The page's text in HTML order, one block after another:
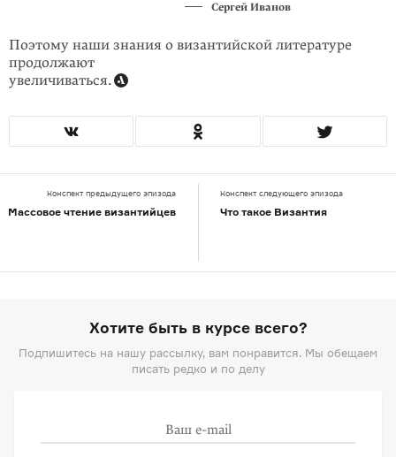
Сергей Иванов
Поэтому наши знания о византийской литературе
продолжают
увеличиваться.
Конспект предыдущего эпизода
Массовое чтение византийцев
Конспект следующего эпизода
Что такое Византия
Хотите быть в курсе всего?
Подпишитесь на нашу рассылку, вам понравится. Мы обещаем
писать редко и по делу